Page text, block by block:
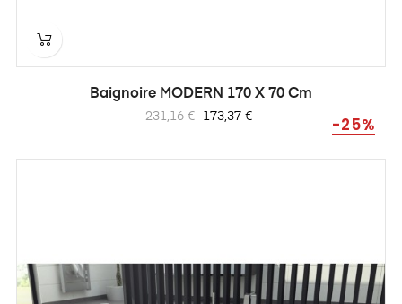
Baignoire MODERN 170 X 70 Cm
Prix
231,16 € -25%
Prix
173,37 €